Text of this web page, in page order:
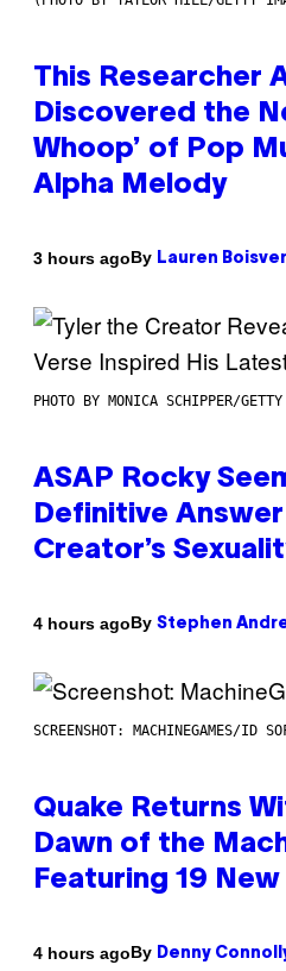
This Researcher
Discovered the
Whoop’ of Pop
Alpha Melody
3 hours agoBy Lauren
PHOTO BY MONICA SCHIPPER/
ASAP Rocky
Definitive
Creator’s
4 hours agoBy Stephen
SCREENSHOT: MACHINEGAMES/ID
Quake Returns
Dawn of the
Featuring 19
4 hours agoBy Denny